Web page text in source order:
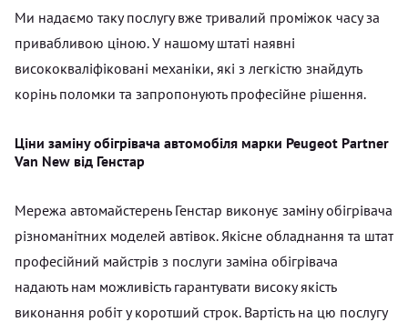
Ми надаємо таку послугу вже тривалий проміжок часу за
привабливою ціною. У нашому штаті наявні
висококваліфіковані механіки, які з легкістю знайдуть
корінь поломки та запропонують професійне рішення.
Ціни заміну обігрівача автомобіля марки Peugeot Partner
Van New від Генстар
Мережа автомайстерень Генстар виконує заміну обігрівача
різноманітних моделей автівок. Якісне обладнання та штат
професійний майстрів з послуги заміна обігрівача
надають нам можливість гарантувати високу якість
виконання робіт у коротший строк. Вартість на цю послугу